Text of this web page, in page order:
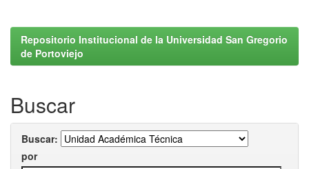
Repositorio Institucional de la Universidad San Gregorio
de Portoviejo
Buscar
Buscar:
por